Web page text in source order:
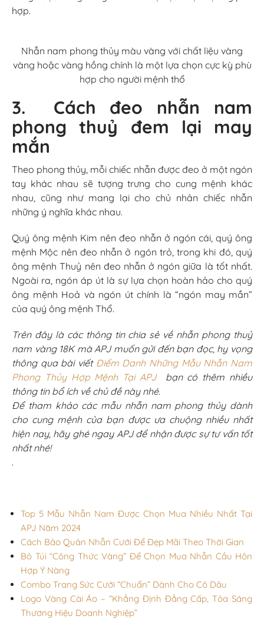
hợp.
Nhẫn nam phong thủy màu vàng với chất liệu vàng
vàng hoặc vàng hồng chính là một lựa chọn cực kỳ phù
hợp cho người mệnh thổ
3. Cách đeo nhẫn nam
phong thuỷ đem lại may
mắn
Theo phong thủy, mỗi chiếc nhẫn được đeo ở một ngón
tay khác nhau sẽ tượng trưng cho cung mệnh khác
nhau, cũng như mang lại cho chủ nhân chiếc nhẫn
những ý nghĩa khác nhau.
Quý ông mệnh Kim nên đeo nhẫn ở ngón cái, quý ông
mệnh Mộc nên đeo nhẫn ở ngón trỏ, trong khi đó, quý
ông mệnh Thuỷ nên đeo nhẫn ở ngón giữa là tốt nhất.
Ngoài ra, ngón áp út là sự lựa chọn hoàn hảo cho quý
ông mệnh Hoả và ngón út chính là “ngón may mắn”
của quý ông mệnh Thổ.
Trên đây là các thông tin chia sẻ về nhẫn phong thuỷ
nam vàng 18K mà APJ muốn gửi đến bạn đọc, hy vọng
thông qua bài viết Điểm Danh Những Mẫu Nhẫn Nam
Phong Thủy Hợp Mệnh Tại APJbạn có thêm nhiều
thông tin bổ ích về chủ đề này nhé.
Để tham khảo các mẫu nhẫn nam phong thủy dành
cho cung mệnh của bạn được ưa chuộng nhiều nhất
hiện nay, hãy ghé ngay APJ để nhận được sự tư vấn tốt
nhất nhé!
.
Top 5 Mẫu Nhẫn Nam Được Chọn Mua Nhiều Nhất Tại
APJ Năm 2024
Cách Bảo Quản Nhẫn Cưới Để Đẹp Mãi Theo Thời Gian
Bỏ Túi “Công Thức Vàng” Để Chọn Mua Nhẫn Cầu Hôn
Hợp Ý Nàng
Combo Trang Sức Cưới “Chuẩn” Dành Cho Cô Dâu
Logo Vàng Cài Áo – “Khẳng Định Đẳng Cấp, Tỏa Sáng
Thương Hiệu Doanh Nghiệp”